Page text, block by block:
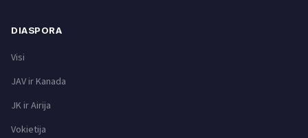
DIASPORA
Visi
JAV ir Kanada
JK ir Airija
Vokietija